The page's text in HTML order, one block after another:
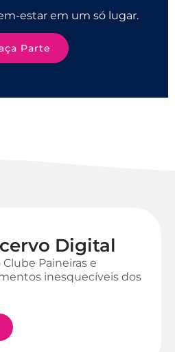
estar em um só lugar.
Parte
Digital
Paineiras e
inesquecíveis dos